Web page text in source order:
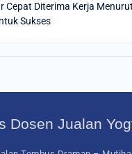
Cepat Diterima Kerja
Sukses
Dosen Jualan